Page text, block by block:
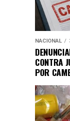
NACIONAL
CONTRA
POR